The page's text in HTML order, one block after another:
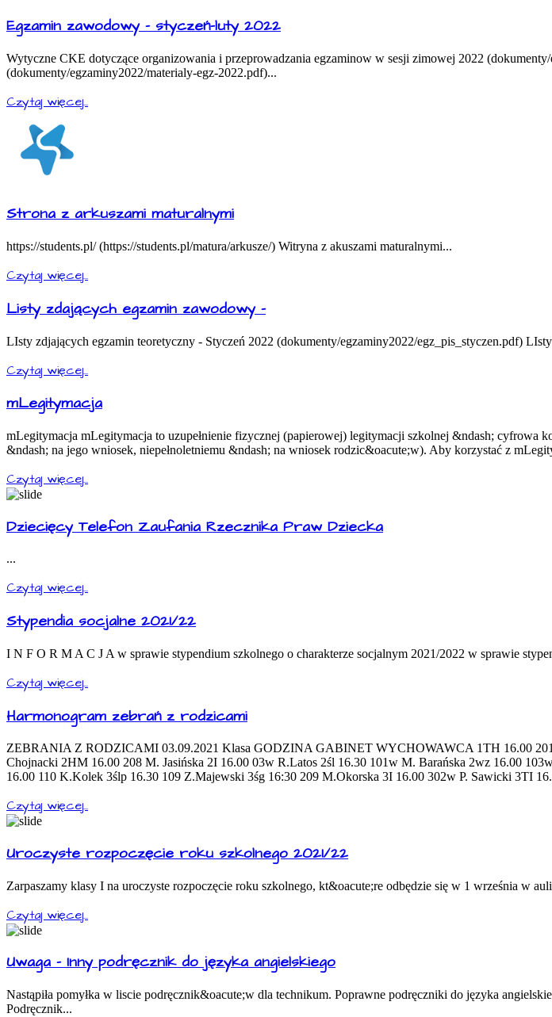
Egzamin zawodowy - styczeń-luty 2022
Wytyczne CKE dotyczące organizowania i przeprowadzania egzaminow w sesji zimowej 2022
(dokumenty/egzaminy2022/materialy-egz-2022.pdf)...
Czytaj więcej...
Strona z arkuszami maturalnymi
https://students.pl/ (https://students.pl/matura/arkusze/) Witryna z akuszami maturalnymi...
Czytaj więcej...
Listy zdających egzamin zawodowy -
LIsty zdjających egzamin teoretyczny - Styczeń 2022 (dokumenty/egzaminy2022/egz_pis_styczen.pdf)
Czytaj więcej...
mLegitymacja
mLegitymacja mLegitymacja to uzupełnienie fizycznej (papierowej) legitymacji szkolnej &ndash; cyfrowa
&ndash; na jego wniosek, niepełnoletniemu &ndash; na wniosek rodzic&oacute;w). Aby korzystać z
Czytaj więcej...
Dziecięcy Telefon Zaufania Rzecznika Praw Dziecka
...
Czytaj więcej...
Stypendia socjalne 2021/22
I N F O R M A C J A w sprawie stypendium szkolnego o charakterze socjalnym 2021/2022 w sprawie
Czytaj więcej...
Harmonogram zebrań z rodzicami
ZEBRANIA Z RODZICAMI 03.09.2021 Klasa GODZINA GABINET WYCHOWAWCA 1TH 16.00
Chojnacki 2HM 16.00 208 M. Jasińska 2I 16.00 03w R.Latos 2śl 16.30 101w M. Barańska 2wz 16.00
16.00 110 K.Kolek 3ślp 16.30 109 Z.Majewski 3śg 16:30 209 M.Okorska 3I 16.00 302w P. Sawicki 3TI
Czytaj więcej...
Uroczyste rozpoczęcie roku szkolnego 2021/22
Zarpaszamy klasy I na uroczyste rozpoczęcie roku szkolnego, kt&oacute;re odbędzie się w 1 września w
Czytaj więcej...
Uwaga - Inny podręcznik do języka angielskiego
Nastąpiła pomyłka w liscie podręcznik&oacute;w dla technikum. Poprawne podręczniki do języka
Podręcznik...